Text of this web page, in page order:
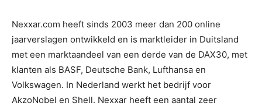
Nexxar.com heeft sinds 2003 meer dan 200 online
jaarverslagen ontwikkeld en is marktleider in Duitsland
met een marktaandeel van een derde van de DAX30, met
klanten als BASF, Deutsche Bank, Lufthansa en
Volkswagen. In Nederland werkt het bedrijf voor
AkzoNobel en Shell. Nexxar heeft een aantal zeer